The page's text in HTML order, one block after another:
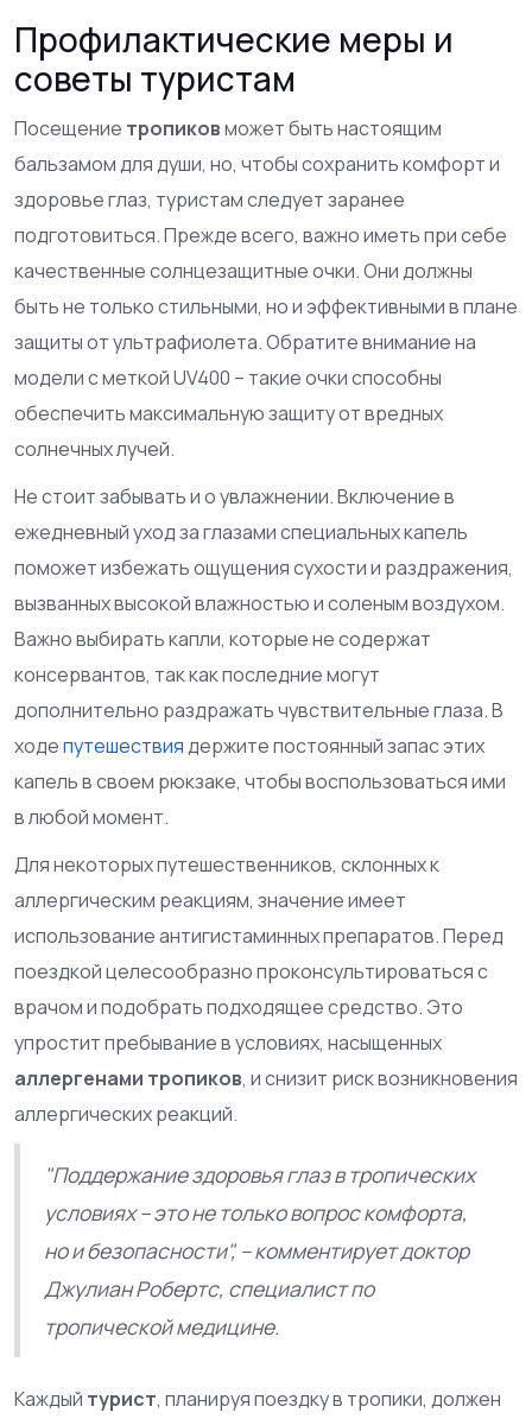
Профилактические меры и
советы туристам
Посещение тропиковможет быть настоящим
бальзамом для души, но, чтобы сохранить комфорт и
здоровье глаз, туристам следует заранее
подготовиться. Прежде всего, важно иметь при себе
качественные солнцезащитные очки. Они должны
быть не только стильными, но и эффективными в плане
защиты от ультрафиолета. Обратите внимание на
модели с меткой UV400 – такие очки способны
обеспечить максимальную защиту от вредных
солнечных лучей.
Не стоит забывать и о увлажнении. Включение в
ежедневный уход за глазами специальных капель
поможет избежать ощущения сухости и раздражения,
вызванных высокой влажностью и соленым воздухом.
Важно выбирать капли, которые не содержат
консервантов, так как последние могут
дополнительно раздражать чувствительные глаза. В
ходепутешествиядержите постоянный запас этих
капель в своем рюкзаке, чтобы воспользоваться ими
в любой момент.
Для некоторых путешественников, склонных к
аллергическим реакциям, значение имеет
использование антигистаминных препаратов. Перед
поездкой целесообразно проконсультироваться с
врачом и подобрать подходящее средство. Это
упростит пребывание в условиях, насыщенных
аллергенами тропиков, и снизит риск возникновения
аллергических реакций.
"Поддержание здоровья глаз в тропических
условиях – это не только вопрос комфорта,
но и безопасности", – комментирует доктор
Джулиан Робертс, специалист по
тропической медицине.
Каждый турист, планируя поездку в тропики, должен